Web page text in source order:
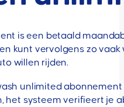
is een betaald
kunt vervolgens zo
willen rijden.
unlimited
het systeem verifieert je